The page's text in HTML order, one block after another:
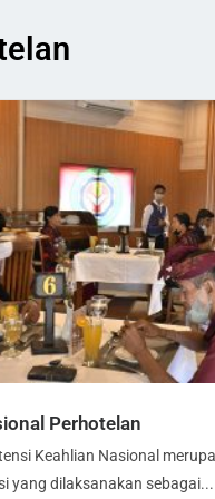
Perhotelan
Keahlian Nasional
yang dilaksanakan sebagai...